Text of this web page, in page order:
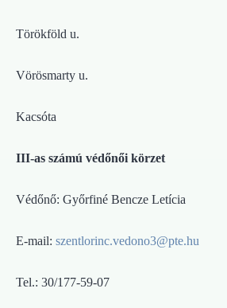
Törökföld u.
Vörösmarty u.
Kacsóta
III-as számú védőnői körzet
Védőnő: Győrfiné Bencze Letícia
E-mail: szentlorinc.vedono3@pte.hu
Tel.: 30/177-59-07